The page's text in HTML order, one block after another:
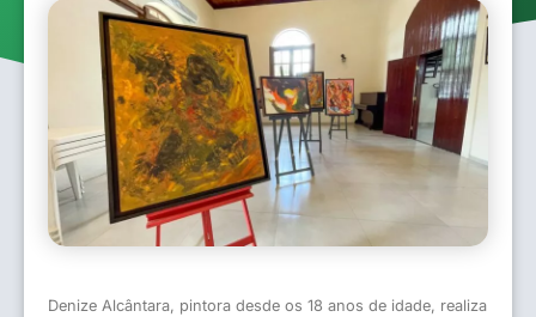
Denize Alcântara, pintora desde os 18 anos de idade, realiza